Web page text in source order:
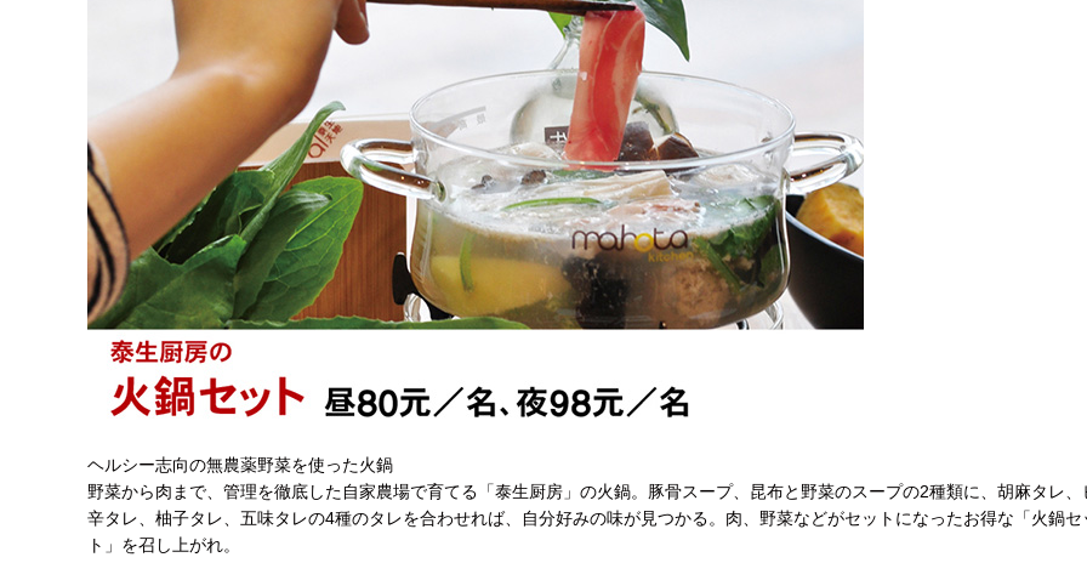
ヘルシー志向の無農薬野菜を使った火鍋
野菜から肉まで、管理を徹底した自家農場で育てる「泰生厨房」の火鍋。豚骨スープ、昆布と野菜のスープの2種類に、胡麻タレ、
辛タレ、柚子タレ、五味タレの4種のタレを合わせれば、自分好みの味が見つかる。肉、野菜などがセットになったお得な「火鍋セ
ト」を召し上がれ。